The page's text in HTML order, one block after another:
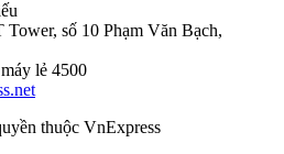
số 10 Phạm Văn Bạch,
lẻ 4500
thuộc VnExpress